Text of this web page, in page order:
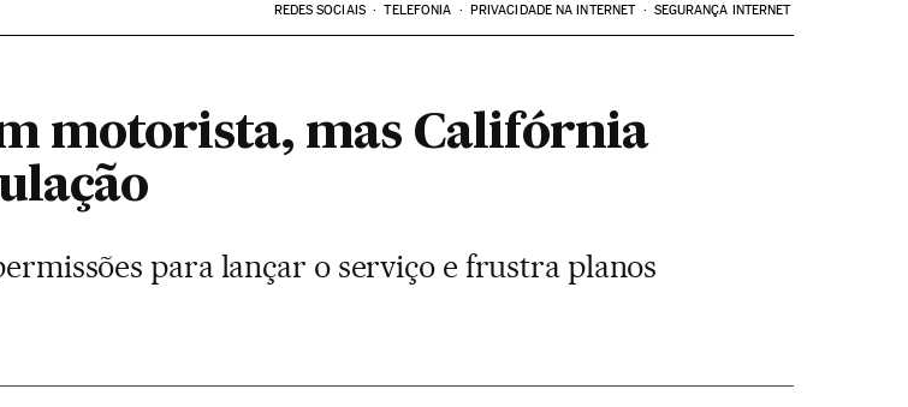
REDES SOCIAIS TELEFONIA PRIVACIDADE NA INTERNET SEGURANÇA INTERNET
motorista, mas Califórnia
para lançar o serviço e frustra planos